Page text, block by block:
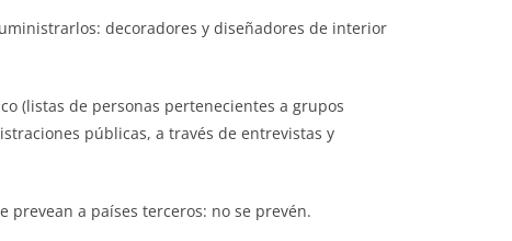
decoradores y diseñadores de interior
(listas de personas pertenecientes a grupos
públicas, a través de entrevistas y
prevean a países terceros: no se prevén.